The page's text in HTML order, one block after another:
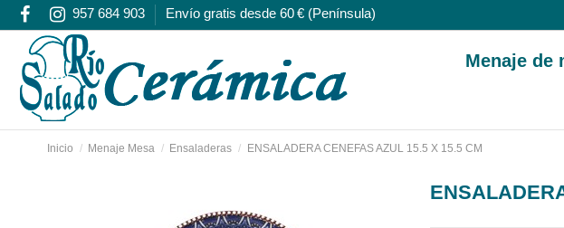
957 684 903 Envío gratis desde 60 € (Península)
Menaje de
Inicio Menaje Mesa Ensaladeras ENSALADERA CENEFAS AZUL 15.5 X 15.5 CM